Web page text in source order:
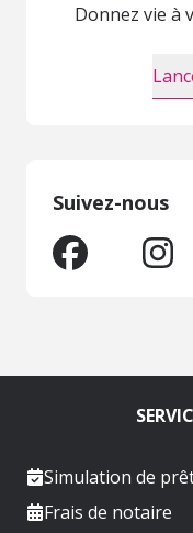
Donnez vie à
Suivez-nous
Simulation de
Frais de notaire